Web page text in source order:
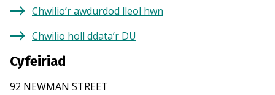
Chwilio’r awdurdod lleol hwn
Chwilio holl ddata’r DU
Cyfeiriad
92 NEWMAN STREET